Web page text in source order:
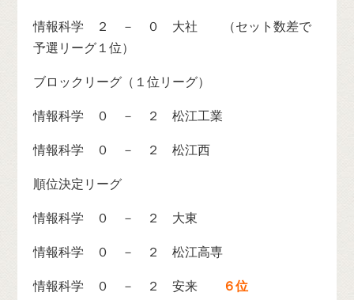
情報科学 ２ － ０ 大社 （セット数差で
予選リーグ１位）
ブロックリーグ（１位リーグ）
情報科学 ０ － ２ 松江工業
情報科学 ０ － ２ 松江西
順位決定リーグ
情報科学 ０ － ２ 大東
情報科学 ０ － ２ 松江高専
情報科学 ０ － ２ 安来
６位